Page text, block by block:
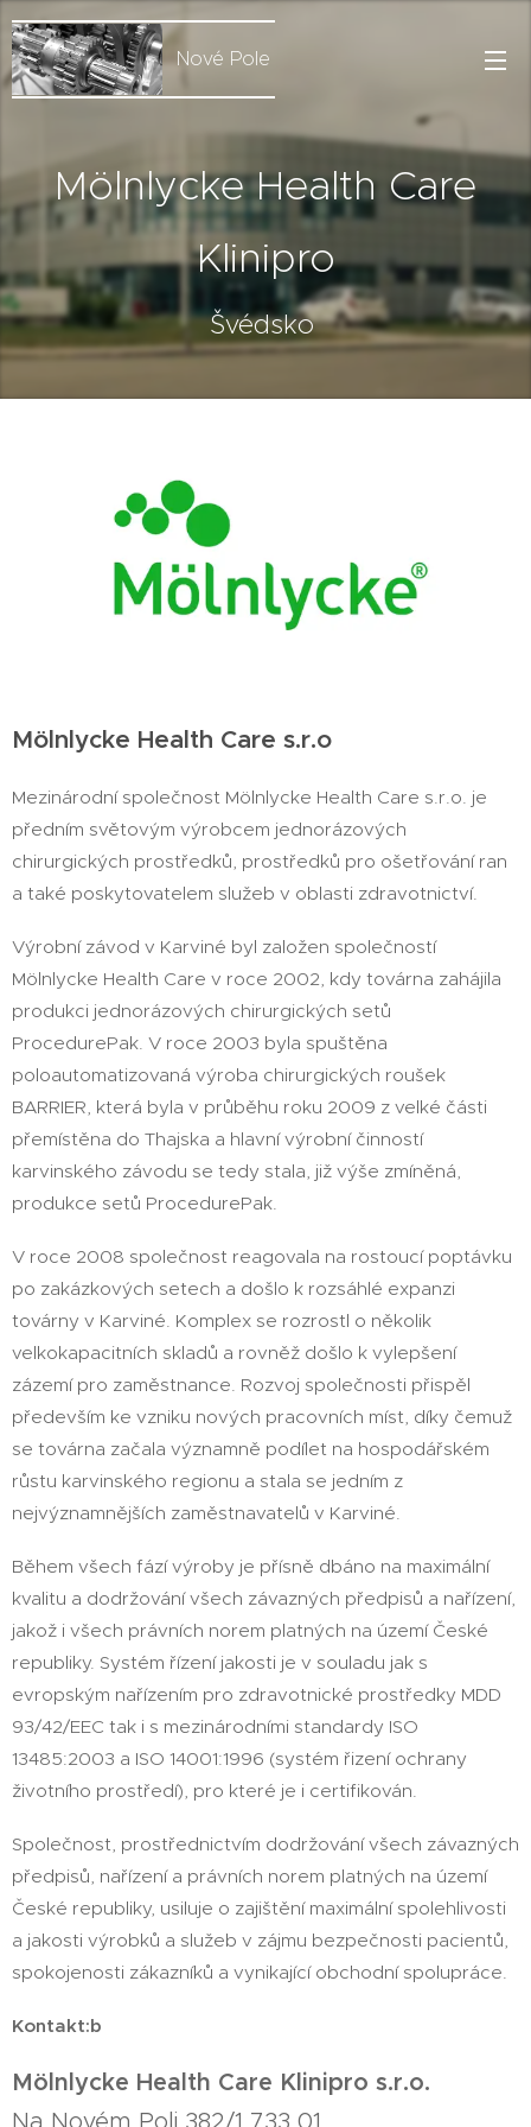
Nové Pole
Mölnlycke Health Care
Klinipro
Švédsko
Mölnlycke Health Care s.r.o
Mezinárodní společnost Mölnlycke Health Care s.r.o. je
předním světovým výrobcem jednorázových
chirurgických prostředků, prostředků pro ošetřování ran
a také poskytovatelem služeb v oblasti zdravotnictví.
Výrobní závod v Karviné byl založen společností
Mölnlycke Health Care v roce 2002, kdy továrna zahájila
produkci jednorázových chirurgických setů
ProcedurePak. V roce 2003 byla spuštěna
poloautomatizovaná výroba chirurgických roušek
BARRIER, která byla v průběhu roku 2009 z velké části
přemístěna do Thajska a hlavní výrobní činností
karvinského závodu se tedy stala, již výše zmíněná,
produkce setů ProcedurePak.
V roce 2008 společnost reagovala na rostoucí poptávku
po zakázkových setech a došlo k rozsáhlé expanzi
továrny v Karviné. Komplex se rozrostl o několik
velkokapacitních skladů a rovněž došlo k vylepšení
zázemí pro zaměstnance. Rozvoj společnosti přispěl
především ke vzniku nových pracovních míst, díky čemuž
se továrna začala významně podílet na hospodářském
růstu karvinského regionu a stala se jedním z
nejvýznamnějších zaměstnavatelů v Karviné.
Během všech fází výroby je přísně dbáno na maximální
kvalitu a dodržování všech závazných předpisů a nařízení,
jakož i všech právních norem platných na území České
republiky. Systém řízení jakosti je v souladu jak s
evropským nařízením pro zdravotnické prostředky MDD
93/42/EEC tak i s mezinárodními standardy ISO
13485:2003 a ISO 14001:1996 (systém řizení ochrany
životního prostředí), pro které je i certifikován.
Společnost, prostřednictvím dodržování všech závazných
předpisů, nařízení a právních norem platných na území
České republiky, usiluje o zajištění maximální spolehlivosti
a jakosti výrobků a služeb v zájmu bezpečnosti pacientů,
spokojenosti zákazníků a vynikající obchodní spolupráce.
Kontakt:b
Mölnlycke Health Care Klinipro s.r.o.